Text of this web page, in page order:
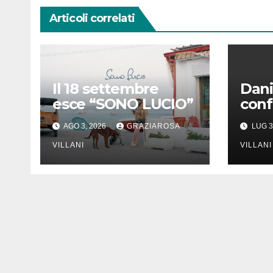
Articoli correlati
Il 18 settembre
esce “SONO LUCIO”
AGO 3, 2026 GRAZIAROSA
VILLANI
LUG
VILLANI